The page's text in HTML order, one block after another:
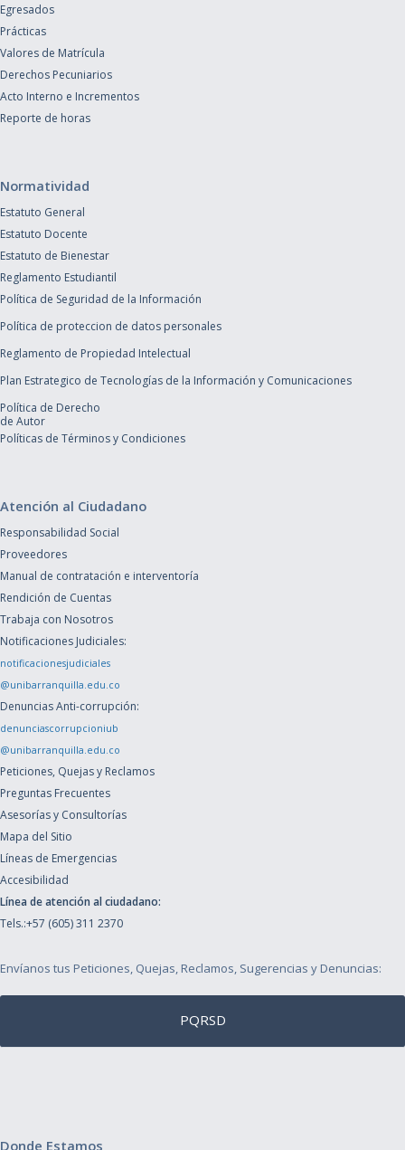
Egresados
Prácticas
Valores de Matrícula
Derechos Pecuniarios
Acto Interno e Incrementos
Reporte de horas
Normatividad
Estatuto General
Estatuto Docente
Estatuto de Bienestar
Reglamento Estudiantil
Política de Seguridad de la Información
Política de proteccion de datos personales
Reglamento de Propiedad Intelectual
Plan Estrategico de Tecnologías de la Información y Comunicaciones
Política de Derecho
de Autor
Políticas de Términos y Condiciones
Atención al Ciudadano
Responsabilidad Social
Proveedores
Manual de contratación e interventoría
Rendición de Cuentas
Trabaja con Nosotros
Notificaciones Judiciales:
notificacionesjudiciales
@unibarranquilla.edu.co
Denuncias Anti-corrupción:
denunciascorrupcioniub
@unibarranquilla.edu.co
Peticiones, Quejas y Reclamos
Preguntas Frecuentes
Asesorías y Consultorías
Mapa del Sitio
Líneas de Emergencias
Accesibilidad
Línea de atención al ciudadano:
Tels.:+57 (605) 311 2370
Envíanos tus Peticiones, Quejas, Reclamos, Sugerencias y Denuncias:
PQRSD
Donde Estamos